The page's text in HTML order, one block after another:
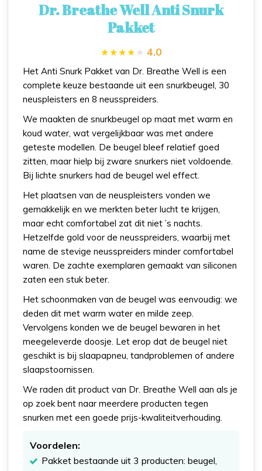
Dr. Breathe Well Anti Snurk
Pakket
4.0
Het Anti Snurk Pakket van Dr. Breathe Well is een
complete keuze bestaande uit een snurkbeugel, 30
neuspleisters en 8 neusspreiders.
We maakten de snurkbeugel op maat met warm en
koud water, wat vergelijkbaar was met andere
geteste modellen. De beugel bleef relatief goed
zitten, maar hielp bij zware snurkers niet voldoende.
Bij lichte snurkers had de beugel wel effect.
Het plaatsen van de neuspleisters vonden we
gemakkelijk en we merkten beter lucht te krijgen,
maar echt comfortabel zat dit niet ’s nachts.
Hetzelfde gold voor de neusspreiders, waarbij met
name de stevige neusspreiders minder comfortabel
waren. De zachte exemplaren gemaakt van siliconen
zaten een stuk beter.
Het schoonmaken van de beugel was eenvoudig: we
deden dit met warm water en milde zeep.
Vervolgens konden we de beugel bewaren in het
meegeleverde doosje. Let erop dat de beugel niet
geschikt is bij slaapapneu, tandproblemen of andere
slaapstoornissen.
We raden dit product van Dr. Breathe Well aan als je
op zoek bent naar meerdere producten tegen
snurken met een goede prijs-kwaliteitverhouding.
Voordelen:
Pakket bestaande uit 3 producten: beugel,